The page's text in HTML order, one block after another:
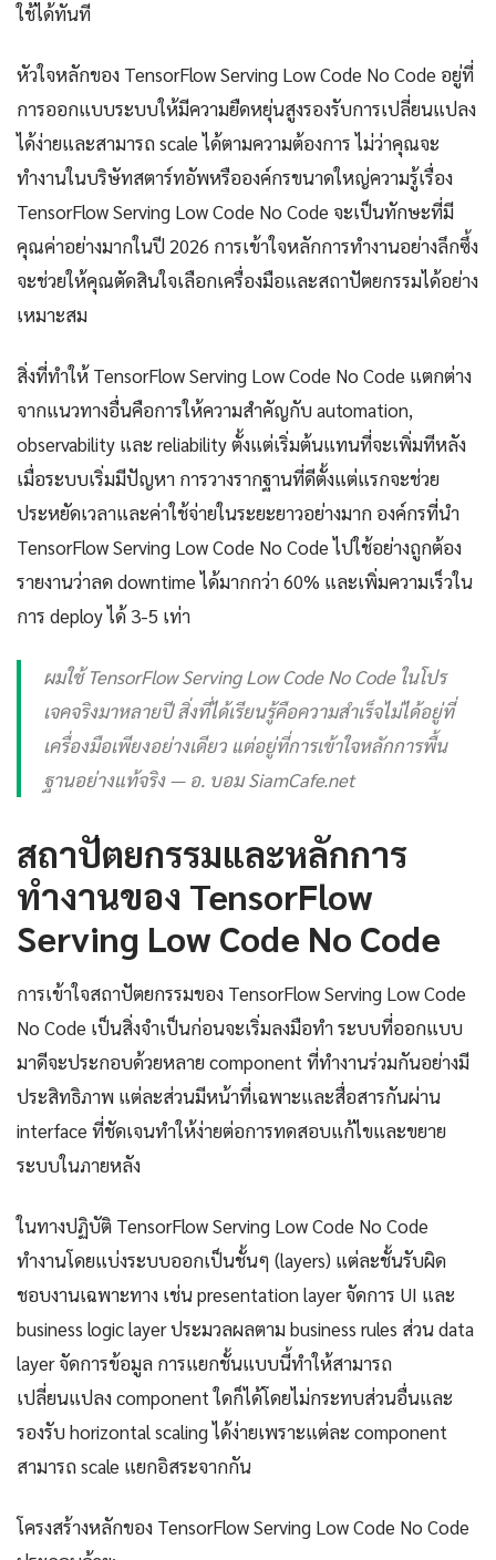
ใช้ได้ทันที
หัวใจหลักของ TensorFlow Serving Low Code No Code อยู่ที่
การออกแบบระบบให้มีความยืดหยุ่นสูงรองรับการเปลี่ยนแปลง
ได้ง่ายและสามารถ scale ได้ตามความต้องการ ไม่ว่าคุณจะ
ทำงานในบริษัทสตาร์ทอัพหรือองค์กรขนาดใหญ่ความรู้เรื่อง
TensorFlow Serving Low Code No Code จะเป็นทักษะที่มี
คุณค่าอย่างมากในปี 2026 การเข้าใจหลักการทำงานอย่างลึกซึ้ง
จะช่วยให้คุณตัดสินใจเลือกเครื่องมือและสถาปัตยกรรมได้อย่าง
เหมาะสม
สิ่งที่ทำให้ TensorFlow Serving Low Code No Code แตกต่าง
จากแนวทางอื่นคือการให้ความสำคัญกับ automation,
observability และ reliability ตั้งแต่เริ่มต้นแทนที่จะเพิ่มทีหลัง
เมื่อระบบเริ่มมีปัญหา การวางรากฐานที่ดีตั้งแต่แรกจะช่วย
ประหยัดเวลาและค่าใช้จ่ายในระยะยาวอย่างมาก องค์กรที่นำ
TensorFlow Serving Low Code No Code ไปใช้อย่างถูกต้อง
รายงานว่าลด downtime ได้มากกว่า 60% และเพิ่มความเร็วใน
การ deploy ได้ 3-5 เท่า
ผมใช้ TensorFlow Serving Low Code No Code ในโปร
เจคจริงมาหลายปี สิ่งที่ได้เรียนรู้คือความสำเร็จไม่ได้อยู่ที่
เครื่องมือเพียงอย่างเดียว แต่อยู่ที่การเข้าใจหลักการพื้น
ฐานอย่างแท้จริง — อ. บอม SiamCafe.net
สถาปัตยกรรมและหลักการ
ทำงานของ TensorFlow
Serving Low Code No Code
การเข้าใจสถาปัตยกรรมของ TensorFlow Serving Low Code
No Code เป็นสิ่งจำเป็นก่อนจะเริ่มลงมือทำ ระบบที่ออกแบบ
มาดีจะประกอบด้วยหลาย component ที่ทำงานร่วมกันอย่างมี
ประสิทธิภาพ แต่ละส่วนมีหน้าที่เฉพาะและสื่อสารกันผ่าน
interface ที่ชัดเจนทำให้ง่ายต่อการทดสอบแก้ไขและขยาย
ระบบในภายหลัง
ในทางปฏิบัติ TensorFlow Serving Low Code No Code
ทำงานโดยแบ่งระบบออกเป็นชั้นๆ (layers) แต่ละชั้นรับผิด
ชอบงานเฉพาะทาง เช่น presentation layer จัดการ UI และ
business logic layer ประมวลผลตาม business rules ส่วน data
layer จัดการข้อมูล การแยกชั้นแบบนี้ทำให้สามารถ
เปลี่ยนแปลง component ใดก็ได้โดยไม่กระทบส่วนอื่นและ
รองรับ horizontal scaling ได้ง่ายเพราะแต่ละ component
สามารถ scale แยกอิสระจากกัน
โครงสร้างหลักของ TensorFlow Serving Low Code No Code